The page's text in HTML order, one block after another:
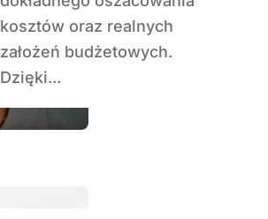
kosztów oraz realnych
założeń budżetowych.
Dzięki...